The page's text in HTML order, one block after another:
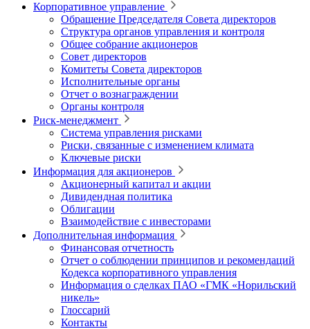
Корпоративное управление
Обращение Председателя Совета директоров
Структура органов управления и контроля
Общее собрание акционеров
Совет директоров
Комитеты Совета директоров
Исполнительные органы
Отчет о вознаграждении
Органы контроля
Риск-менеджмент
Система управления рисками
Риски, связанные с изменением климата
Ключевые риски
Информация для акционеров
Акционерный капитал и акции
Дивидендная политика
Облигации
Взаимодействие с инвесторами
Дополнительная информация
Финансовая отчетность
Отчет о соблюдении принципов и рекомендаций
Кодекса корпоративного управления
Информация о сделках ПАО «ГМК «Норильский
никель»
Глоссарий
Контакты